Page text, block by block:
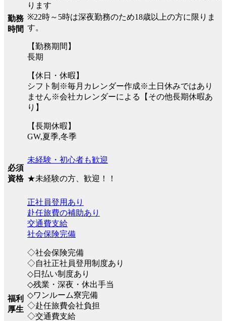
勤務
時間
ります
※22時～5時は深夜勤務のため18歳以上の方に限りま
す。
【勤務期間】
長期
【休日・休暇】
シフト制※毎月カレンダー作成※土日休みではあり
ません※会社カレンダーによる【その他長期休暇あ
り】
【長期休暇】
GW,夏季,冬季
必須
資格
未経験・初心者も歓迎
★未経験の方、歓迎！！
福利
厚生
正社員登用あり
赴任旅費の補助あり
交通費支給
社会保険完備
◇社会保険完備
◇自社正社員登用制度あり
◇日払い制度あり
◇残業・深夜・休出手当
◇ワンルーム寮完備
◇赴任旅費会社負担
◇交通費支給